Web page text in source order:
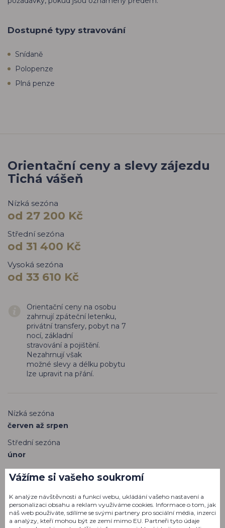
Dostupné typy stravování
Snídaně
Polopenze
Plná penze
Orientační ceny a slevy zájezdu
Tichá vášeň
Nízká sezóna
od 27 200 Kč
Střední sezóna
od 31 400 Kč
Vysoká sezóna
od 33 610 Kč
Orientační ceny na osobu
zahrnují zpáteční letenku,
privátní transfery, pobyt na 7
nocí, základní
stravování a pojištění.
Nezahrnují však
možné slevy a délku pobytu
lze upravit na přání.
Nízká sezóna
červen až srpen
Střední sezóna
únor
Vysoká sezóna
březen až květen, září, říjen
V rozdělení sezón mohou
nastat výjimky kvůli
pohyblivým svátkům,
Vážíme si vašeho soukromí
K analýze návštěvnosti a funkcí webu, ukládání vašeho nastavení a
personalizaci obsahu a reklam využíváme cookies. Informace o tom, jak
náš web používáte, sdílíme se svými partnery pro sociální média, inzerci
a analýzy, kteří mohou být ze zemí mimo EU. Partneři tyto údaje